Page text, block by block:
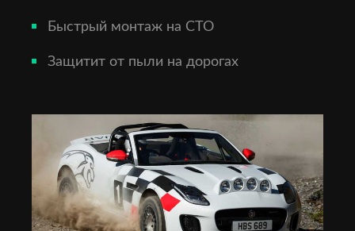
Быстрый монтаж на СТО
Защитит от пыли на дорогах